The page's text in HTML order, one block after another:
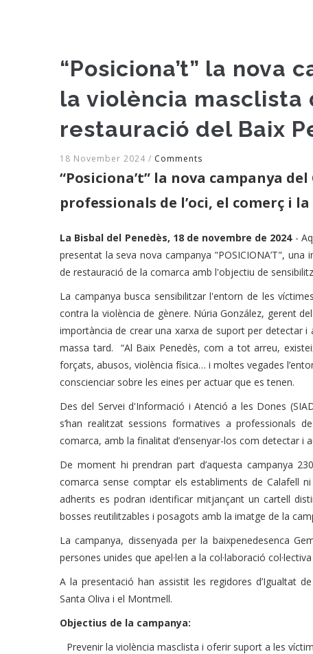
“Posiciona’t” la
la violència masclista
restauració del Baix
18 November 2024 / Comments
“Posiciona’t” la nova campanya
professionals de l’oci, el comerç i
La Bisbal del Penedès, 18 de novembre de 2024-
presentat la seva nova campanya "POSICIONA’T",
de restauració de la comarca amb l'objectiu de
La campanya busca sensibilitzar l'entorn de les
contra la violència de gènere. Núria González, gerent
importància de crear una xarxa de suport per detectar
massa tard. “Al Baix Penedès, com a tot arreu,
forçats, abusos, violència física… i moltes vegades
conscienciar sobre les eines per actuar que es tenen.
Des del Servei d'Informació i Atenció a les Dones
s’han realitzat sessions formatives a professionals
comarca, amb la finalitat d’ensenyar-los com detectar i
De moment hi prendran part d’aquesta campanya
comarca sense comptar els establiments de Calafell
adherits es podran identificar mitjançant un cartell
bosses reutilitzables i posagots amb la imatge de la
La campanya, dissenyada per la baixpenedesenca
persones unides que apel·len a la col·laboració
A la presentació han assistit les regidores d’Igualtat
Santa Oliva i el Montmell.
Objectius de la campanya:
Prevenir la violència masclista i oferir suport a les